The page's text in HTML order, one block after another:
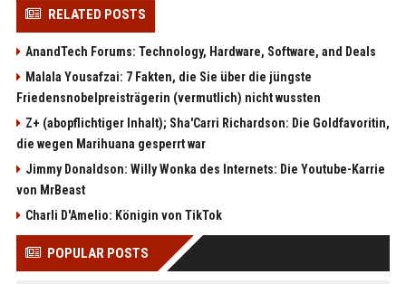
RELATED POSTS
AnandTech Forums: Technology, Hardware, Software, and Deals
Malala Yousafzai: 7 Fakten, die Sie über die jüngste
Friedensnobelpreisträgerin (vermutlich) nicht wussten
Z+ (abopflichtiger Inhalt); Sha'Carri Richardson: Die Goldfavoritin,
die wegen Marihuana gesperrt war
Jimmy Donaldson: Willy Wonka des Internets: Die Youtube-Karrie
von MrBeast
Charli D'Amelio: Königin von TikTok
POPULAR POSTS